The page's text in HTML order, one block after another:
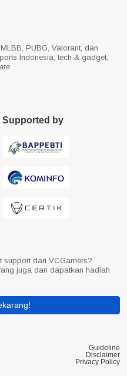
PUBG, Valorant, dan
Indonesia, tech & gadget,
Supported by
support dari VCGamers?
juga dan dapatkan hadiah
Guideline
Disclaimer
Privacy Policy